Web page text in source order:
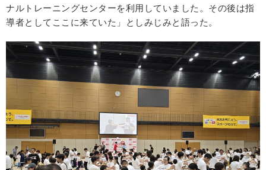
ナルトレーニングセンターを利用していました。その後は指
導者としてここに来ていた」としみじみと語った。